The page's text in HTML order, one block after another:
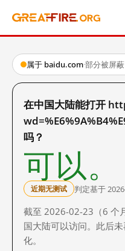
属于 baidu.com·部分被屏蔽
在中国大陆能打开
吗？
可以。
近期无测试 判定基于
截至 2026-02-23（6 个
国大陆可以访问。此后
化。